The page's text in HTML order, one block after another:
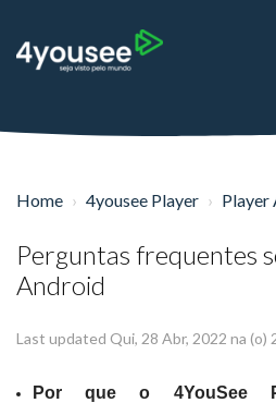
Home 4yousee Player Player
Perguntas frequentes
Android
Last updated Qui, 28 Abr, 2022 na (o)
Por que o 4YouSee